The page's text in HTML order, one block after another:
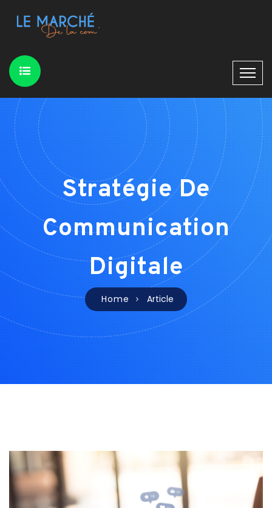
Stratégie De
Communication
Digitale
Home Article